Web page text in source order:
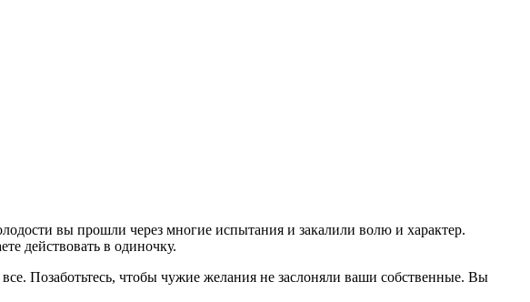
вы прошли через многие испытания и закалили волю и характер.
действовать в одиночку.
Позаботьтесь, чтобы чужие желания не заслоняли ваши собственные. Вы